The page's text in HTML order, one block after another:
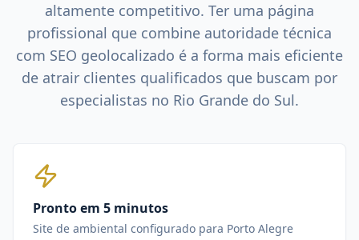
altamente competitivo. Ter uma página
profissional que combine autoridade técnica
com SEO geolocalizado é a forma mais eficiente
de atrair clientes qualificados que buscam por
especialistas no Rio Grande do Sul.
Pronto em 5 minutos
Site de ambiental configurado para Porto Alegre